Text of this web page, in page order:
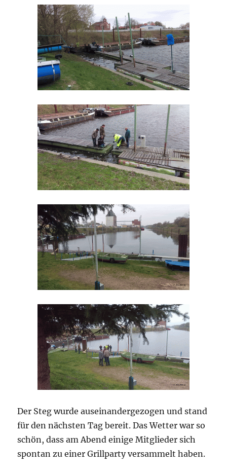
Der Steg wurde auseinandergezogen und stand
für den nächsten Tag bereit. Das Wetter war so
schön, dass am Abend einige Mitglieder sich
spontan zu einer Grillparty versammelt haben.